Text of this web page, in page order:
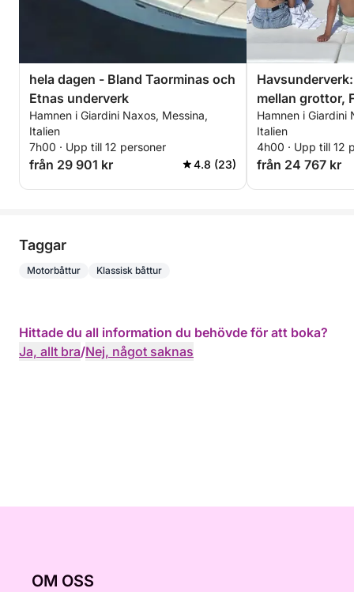
hela dagen - Bland Taorminas och
Etnas underverk
Hamnen i Giardini Naxos, Messina,
Italien
7h00 · Upp till 12 personer
från 29 901 kr 4.8 (23)
mellan grottor,
snorkling i
Hamnen i Giardini
Italien
4h00 · Upp till 12
från 24 767 kr
Taggar
Motorbåttur Klassisk båttur
Hittade du all information du behövde för att boka?
Ja, allt bra/Nej, något saknas
OM OSS